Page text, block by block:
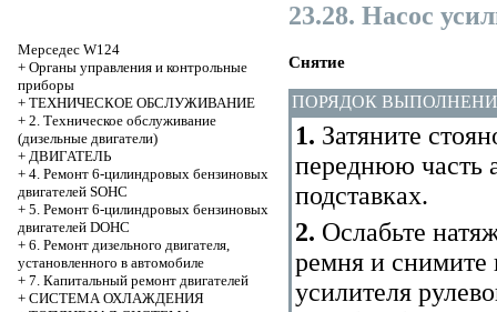
Мерседес W124
+ Органы управления и контрольные
приборы
+ ТЕХНИЧЕСКОЕ ОБСЛУЖИВАНИЕ
+ 2. Техническое обслуживание
(дизельные двигатели)
+ ДВИГАТЕЛЬ
+ 4. Ремонт 6-цилиндровых бензиновых
двигателей SOHC
+ 5. Ремонт 6-цилиндровых бензиновых
двигателей DOHC
+ 6. Ремонт дизельного двигателя,
установленного в автомобиле
+ 7. Капитальный ремонт двигателей
+ СИСТЕМА ОХЛАЖДЕНИЯ
23.28. Насос
Снятие
ПОРЯДОК
1. Затяните
переднюю часть
подставках.
2. Ослабьте
ремня и снимите
усилителя